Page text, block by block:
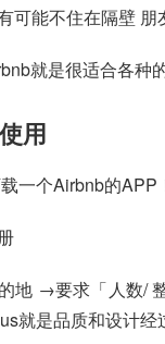
可能不住在隔壁 朋
就是很适合各种
用
一个Airbnb的APP
地 →要求「人数/
就是品质和设计经